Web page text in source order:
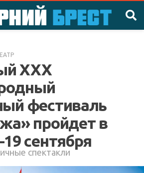
XXX
фестиваль
пройдет в
сентября
спектакли